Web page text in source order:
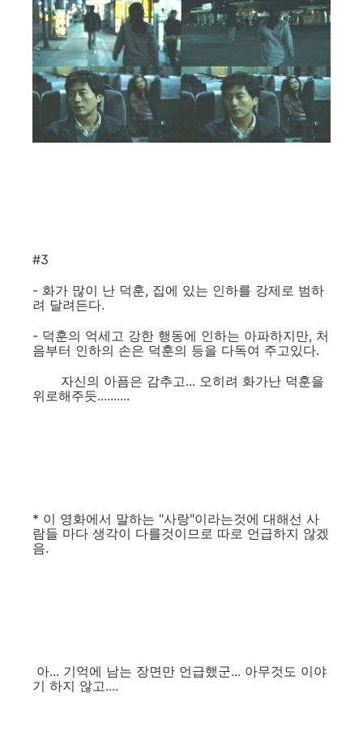
#3
- 화가 많이 난 덕훈, 집에 있는 인하를 강제로 범하
려 달려든다.
- 덕훈의 억세고 강한 행동에 인하는 아파하지만, 처
음부터 인하의 손은 덕훈의 등을 다독여 주고있다.
자신의 아픔은 감추고... 오히려 화가난 덕훈을
위로해주듯..........
* 이 영화에서 말하는 "사랑"이라는것에 대해선 사
람들 마다 생각이 다를것이므로 따로 언급하지 않겠
음.
아... 기억에 남는 장면만 언급했군... 아무것도 이야
기 하지 않고....